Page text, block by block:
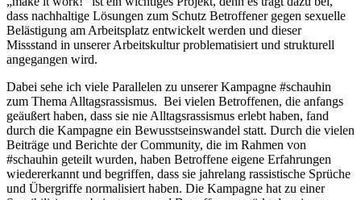
dass nachhaltige Lösungen zum Schutz Betroffener gegen sexuelle
Belästigung am Arbeitsplatz entwickelt werden und dieser
Missstand in unserer Arbeitskultur problematisiert und strukturell
angegangen wird.
Dabei sehe ich viele Parallelen zu unserer Kampagne #schauhin
zum Thema Alltagsrassismus. Bei vielen Betroffenen, die anfangs
geäußert haben, dass sie nie Alltagsrassismus erlebt haben, fand
durch die Kampagne ein Bewusstseinswandel statt. Durch die vielen
Beiträge und Berichte der Community, die im Rahmen von
#schauhin geteilt wurden, haben Betroffene eigene Erfahrungen
wiedererkannt und begriffen, dass sie jahrelang rassistische Sprüche
und Übergriffe normalisiert haben. Die Kampagne hat zu einer